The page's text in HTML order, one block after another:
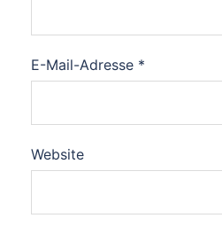
E-Mail-Adresse *
Website